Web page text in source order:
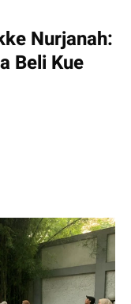
Nurjanah:
Beli Kue